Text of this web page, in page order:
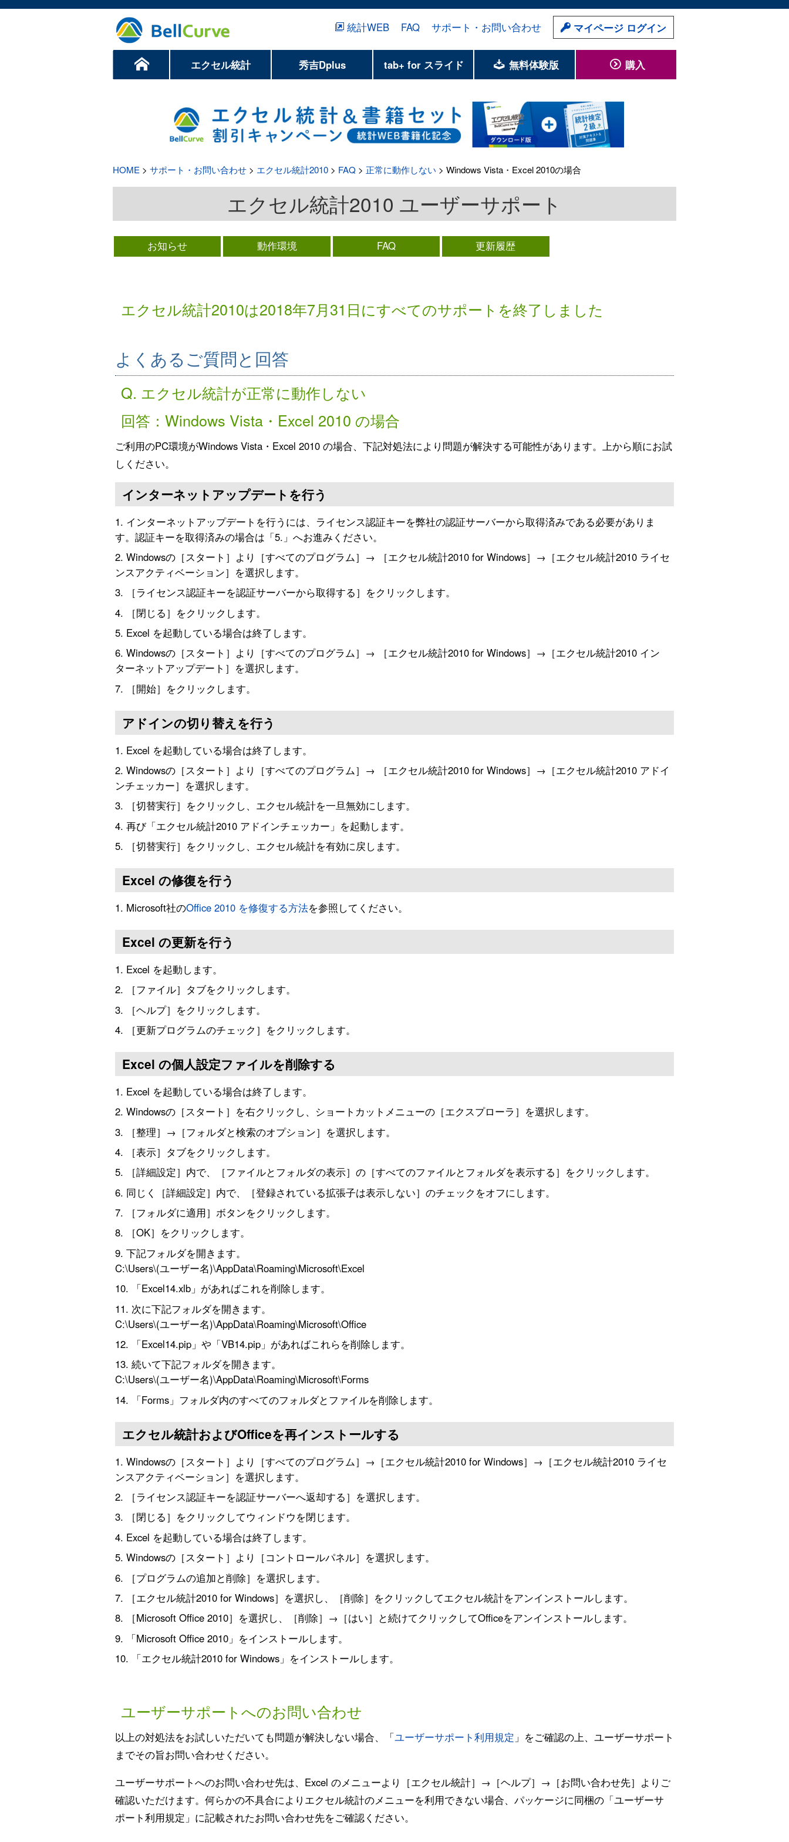
マイページ ログイン
サポート・お問い合わせ
FAQ
統計WEB
エクセル統計 秀吉Dplus tab+ for スライド 無料体験版 購入
HOME > サポート・お問い合わせ > エクセル統計2010 > FAQ > 正常に動作しない > Windows Vista・Excel 2010の場合
エクセル統計2010 ユーザーサポート
お知らせ 動作環境 FAQ 更新履歴
エクセル統計2010は2018年7月31日にすべてのサポートを終了しました
よくあるご質問と回答
Q. エクセル統計が正常に動作しない
回答：Windows Vista・Excel 2010 の場合
ご利用のPC環境がWindows Vista・Excel 2010 の場合、下記対処法により問題が解決する可能性があります。上から順にお試
しください。
インターネットアップデートを行う
インターネットアップデートを行うには、ライセンス認証キーを弊社の認証サーバーから取得済みである必要がありま
す。認証キーを取得済みの場合は「5.」へお進みください。
Windowsの［スタート］より［すべてのプログラム］→ ［エクセル統計2010 for Windows］→［エクセル統計2010 ライセ
ンスアクティベーション］を選択します。
［ライセンス認証キーを認証サーバーから取得する］をクリックします。
［閉じる］をクリックします。
Excel を起動している場合は終了します。
Windowsの［スタート］より［すべてのプログラム］→ ［エクセル統計2010 for Windows］→［エクセル統計2010 イン
ターネットアップデート］を選択します。
［開始］をクリックします。
アドインの切り替えを行う
Excel を起動している場合は終了します。
Windowsの［スタート］より［すべてのプログラム］→ ［エクセル統計2010 for Windows］→［エクセル統計2010 アドイ
ンチェッカー］を選択します。
［切替実行］をクリックし、エクセル統計を一旦無効にします。
再び「エクセル統計2010 アドインチェッカー」を起動します。
［切替実行］をクリックし、エクセル統計を有効に戻します。
Excel の修復を行う
Microsoft社のOffice 2010 を修復する方法を参照してください。
Excel の更新を行う
Excel を起動します。
［ファイル］タブをクリックします。
［ヘルプ］をクリックします。
［更新プログラムのチェック］をクリックします。
Excel の個人設定ファイルを削除する
Excel を起動している場合は終了します。
Windowsの［スタート］を右クリックし、ショートカットメニューの［エクスプローラ］を選択します。
［整理］→［フォルダと検索のオプション］を選択します。
［表示］タブをクリックします。
［詳細設定］内で、［ファイルとフォルダの表示］の［すべてのファイルとフォルダを表示する］をクリックします。
同じく［詳細設定］内で、［登録されている拡張子は表示しない］のチェックをオフにします。
［フォルダに適用］ボタンをクリックします。
［OK］をクリックします。
下記フォルダを開きます。
C:\Users\(ユーザー名)\AppData\Roaming\Microsoft\Excel
「Excel14.xlb」があればこれを削除します。
次に下記フォルダを開きます。
C:\Users\(ユーザー名)\AppData\Roaming\Microsoft\Office
「Excel14.pip」や「VB14.pip」があればこれらを削除します。
続いて下記フォルダを開きます。
C:\Users\(ユーザー名)\AppData\Roaming\Microsoft\Forms
「Forms」フォルダ内のすべてのフォルダとファイルを削除します。
エクセル統計およびOfficeを再インストールする
Windowsの［スタート］より［すべてのプログラム］→［エクセル統計2010 for Windows］→［エクセル統計2010 ライセ
ンスアクティベーション］を選択します。
［ライセンス認証キーを認証サーバーへ返却する］を選択します。
［閉じる］をクリックしてウィンドウを閉じます。
Excel を起動している場合は終了します。
Windowsの［スタート］より［コントロールパネル］を選択します。
［プログラムの追加と削除］を選択します。
［エクセル統計2010 for Windows］を選択し、［削除］をクリックしてエクセル統計をアンインストールします。
［Microsoft Office 2010］を選択し、［削除］→［はい］と続けてクリックしてOfficeをアンインストールします。
「Microsoft Office 2010」をインストールします。
「エクセル統計2010 for Windows」をインストールします。
ユーザーサポートへのお問い合わせ
以上の対処法をお試しいただいても問題が解決しない場合、「ユーザーサポート利用規定 」をご確認の上、ユーザーサポート
までその旨お問い合わせください。
ユーザーサポートへのお問い合わせ先は、Excel のメニューより［エクセル統計］→［ヘルプ］→［お問い合わせ先］よりご
確認いただけます。何らかの不具合によりエクセル統計のメニューを利用できない場合、パッケージに同梱の「ユーザーサ
ポート利用規定」に記載されたお問い合わせ先をご確認ください。